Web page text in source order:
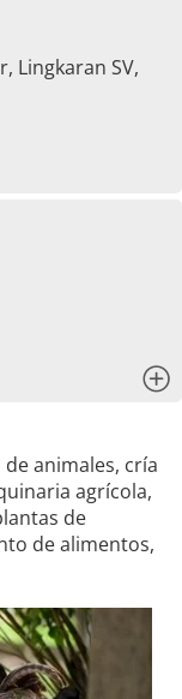
Lingkaran SV,
animales, cría
agrícola,
de
de alimentos,